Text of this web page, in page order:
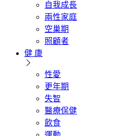
自我成長
兩性家庭
空巢期
照顧者
健 康
性愛
更年期
失智
醫療保健
飲食